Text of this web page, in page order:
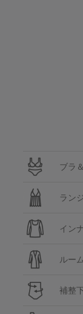
ブラ
ラン
イン
ルー
補整